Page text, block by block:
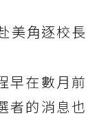
美角逐校長
早在數月前
者的消息也